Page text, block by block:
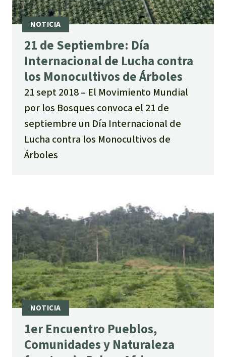
21 de Septiembre: Día
Internacional de Lucha contra
los Monocultivos de Árboles
21 sept 2018
El Movimiento Mundial
por los Bosques convoca el 21 de
septiembre un Día Internacional de
Lucha contra los Monocultivos de
Árboles
1er Encuentro Pueblos,
Comunidades y Naturaleza